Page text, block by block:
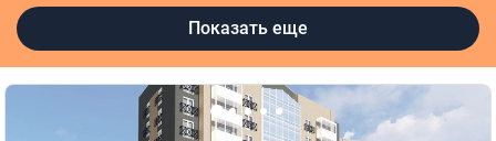
Полезные ссылки
Агентства недвижимости в Черкассах
Показать еще